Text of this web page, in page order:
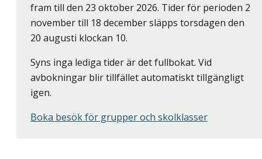
fram till den 23 oktober 2026. Tider för perioden 2
november till 18 december släpps torsdagen den
20 augusti klockan 10.
Syns inga lediga tider är det fullbokat. Vid
avbokningar blir tillfället automatiskt tillgängligt
igen.
Boka besök för grupper och skolklasser